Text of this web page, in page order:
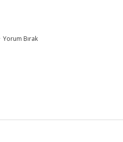
Yorum Bırak